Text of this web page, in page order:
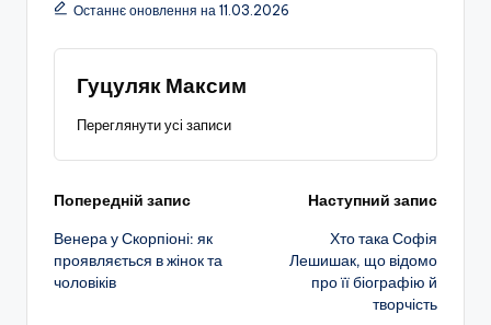
Останнє оновлення на 11.03.2026
Гуцуляк Максим
Переглянути усі записи
Навігація
по
запису
Попередній запис
Венера у Скорпіоні: як
проявляється в жінок та
чоловіків
Наступний запис
Хто така Софія
Лешишак, що відомо
про її біографію й
творчість